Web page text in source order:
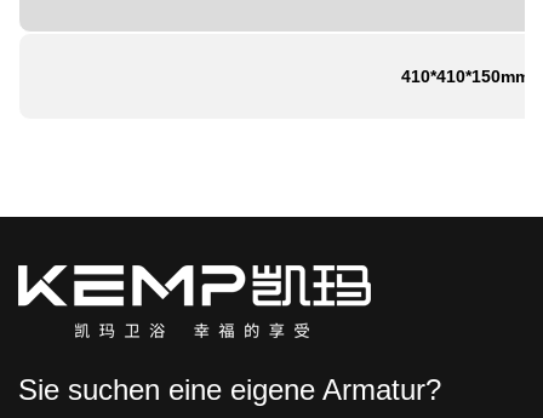
410*410*150mm
Sie suchen eine eigene Armatur?